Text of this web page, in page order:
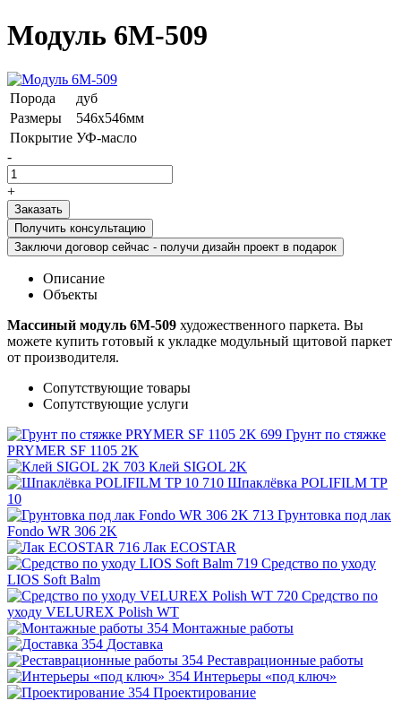
Модуль 6М-509
Порода
дуб
Размеры
546х546мм
Покрытие УФ-масло
-
+
Получить консультацию
Заключи договор сейчас - получи дизайн проект в подарок
Описание
Объекты
Массиный модуль 6М-509 художественного паркета. Вы
можете купить готовый к укладке модульный щитовой паркет
от производителя.
Сопутствующие товары
Сопутствующие услуги
Грунт по стяжке
PRYMER SF 1105 2K
Клей SIGOL 2K
Шпаклёвка POLIFILM TP
10
Грунтовка под лак
Fondo WR 306 2K
Лак ECOSTAR
Средство по уходу
LIOS Soft Balm
Средство по
уходу VELUREX Polish WT
Монтажные работы
Доставка
Реставрационные работы
Интерьеры «под ключ»
Проектирование